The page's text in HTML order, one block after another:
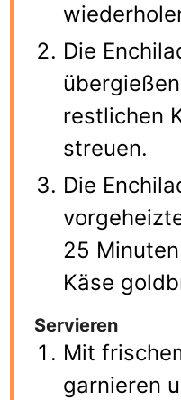
Die
restlichen
streuen.
Die
25
Käse
Servieren
Mit
garnieren